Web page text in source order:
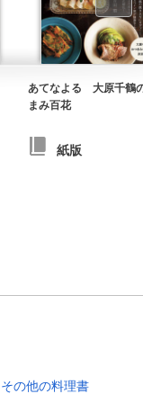
あてなよる 大原千鶴
まみ百花
紙版
その他の料理書